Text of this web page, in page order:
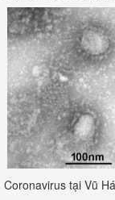
Coronavirus tại Vũ